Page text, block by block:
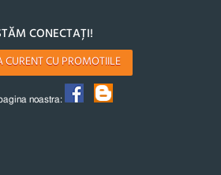
CONECTAȚI!
CURENT CU PROMOTIILE
noastra: